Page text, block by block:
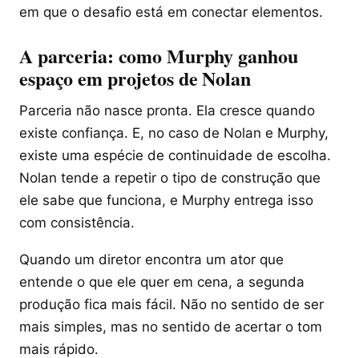
em que o desafio está em conectar elementos.
A parceria: como Murphy ganhou
espaço em projetos de Nolan
Parceria não nasce pronta. Ela cresce quando
existe confiança. E, no caso de Nolan e Murphy,
existe uma espécie de continuidade de escolha.
Nolan tende a repetir o tipo de construção que
ele sabe que funciona, e Murphy entrega isso
com consistência.
Quando um diretor encontra um ator que
entende o que ele quer em cena, a segunda
produção fica mais fácil. Não no sentido de ser
mais simples, mas no sentido de acertar o tom
mais rápido.